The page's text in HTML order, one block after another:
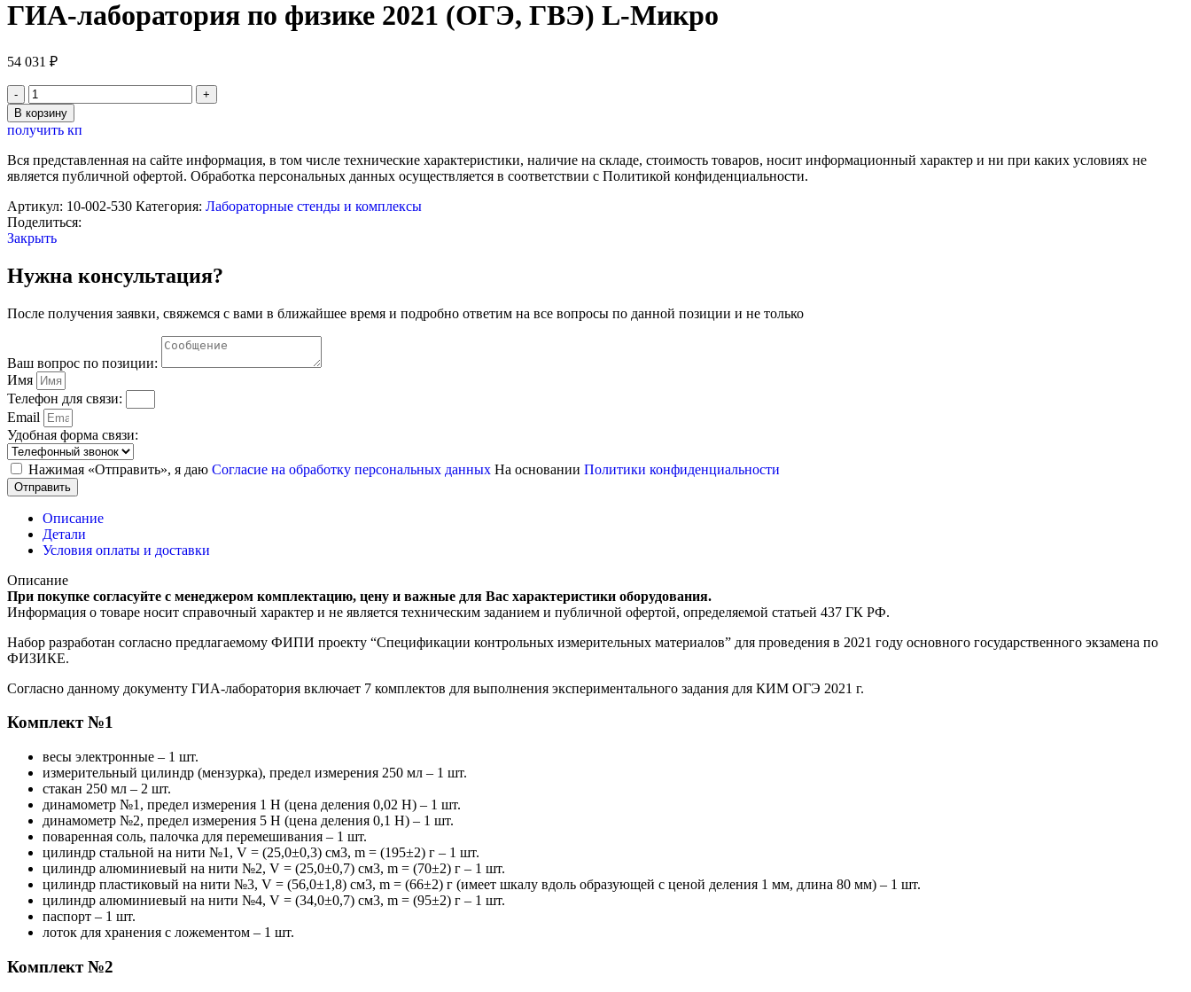
ГИА-лаборатория по физике 2021 (ОГЭ, ГВЭ) L-Микро
54 031 ₽
Количество
товара
ГИА-
лаборатория
по
физике
(ОГЭ,
ГВЭ)
L-
В корзину
получить кп
Вся представленная на сайте информация, в том числе технические характеристики, наличие на складе, стоимость товаров, носит информационный характер и ни при каких условиях не
является публичной офертой. Обработка персональных данных осуществляется в соответствии с Политикой конфиденциальности.
Артикул: 10-002-530 Категория: Лабораторные стенды и комплексы
Поделиться:
Закрыть
Нужна консультация?
После получения заявки, свяжемся с вами в ближайшее время и подробно ответим на все вопросы по данной позиции и не только
Ваш вопрос по позиции:
Имя
Телефон для связи:
Email
Удобная форма связи:
Нажимая «Отправить», я даю Согласие на обработку персональных данных На основании Политики конфиденциальности
Отправить
Описание
Детали
Условия оплаты и доставки
Описание
При покупке согласуйте с менеджером комплектацию, цену и важные для Вас характеристики оборудования.
Информация о товаре носит справочный характер и не является техническим заданием и публичной офертой, определяемой статьей 437 ГК РФ.
Набор разработан согласно предлагаемому ФИПИ проекту “Спецификации контрольных измерительных материалов” для проведения в 2021 году основного государственного экзамена по
ФИЗИКЕ.
Согласно данному документу ГИА-лаборатория включает 7 комплектов для выполнения экспериментального задания для КИМ ОГЭ 2021 г.
Комплект №1
весы электронные – 1 шт.
измерительный цилиндр (мензурка), предел измерения 250 мл – 1 шт.
стакан 250 мл – 2 шт.
динамометр №1, предел измерения 1 Н (цена деления 0,02 Н) – 1 шт.
динамометр №2, предел измерения 5 Н (цена деления 0,1 Н) – 1 шт.
поваренная соль, палочка для перемешивания – 1 шт.
цилиндр стальной на нити №1, V = (25,0±0,3) см3, m = (195±2) г – 1 шт.
цилиндр алюминиевый на нити №2, V = (25,0±0,7) см3, m = (70±2) г – 1 шт.
цилиндр пластиковый на нити №3, V = (56,0±1,8) см3, m = (66±2) г (имеет шкалу вдоль образующей с ценой деления 1 мм, длина 80 мм) – 1 шт.
цилиндр алюминиевый на нити №4, V = (34,0±0,7) см3, m = (95±2) г – 1 шт.
паспорт – 1 шт.
лоток для хранения с ложементом – 1 шт.
Комплект №2